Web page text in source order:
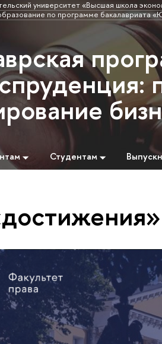
университет «Высшая школа
по программе бакалавриата
Студентам